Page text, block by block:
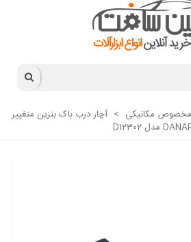
مخصوص مکانیکی > آچار درب باک بنزین متغییر